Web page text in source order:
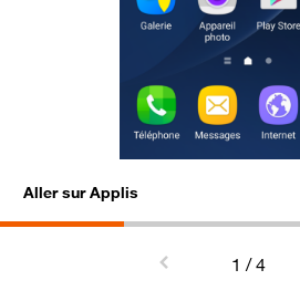
Aller sur Applis
1 / 4